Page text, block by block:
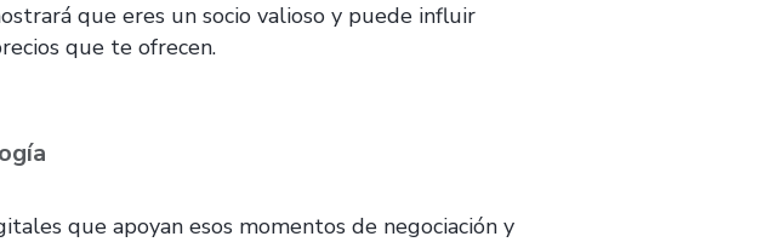
que eres un socio valioso y puede influir
que te ofrecen.
que apoyan esos momentos de negociación y